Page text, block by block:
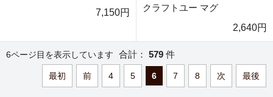
7,150円
クラフトユー マグ
2,640円
6ページ目を表示しています 合計： 579 件
最初 前 4 5 6 7 8 次 最後